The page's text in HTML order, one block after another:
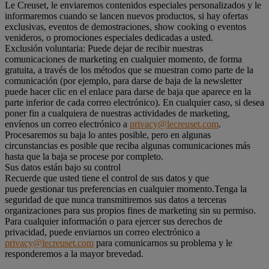
Le Creuset, le enviaremos contenidos especiales personalizados y le
informaremos cuando se lancen nuevos productos, si hay ofertas
exclusivas, eventos de demostraciones, show cooking o eventos
venideros, o promociones especiales dedicadas a usted.
Exclusión voluntaria: Puede dejar de recibir nuestras
comunicaciones de marketing en cualquier momento, de forma
gratuita, a través de los métodos que se muestran como parte de la
comunicación (por ejemplo, para darse de baja de la newsletter
puede hacer clic en el enlace para darse de baja que aparece en la
parte inferior de cada correo electrónico). En cualquier caso, si desea
poner fin a cualquiera de nuestras actividades de marketing,
envíenos un correo electrónico a privacy@lecreuset.com.
Procesaremos su baja lo antes posible, pero en algunas
circunstancias es posible que reciba algunas comunicaciones más
hasta que la baja se procese por completo.
Sus datos están bajo su control
Recuerde que usted tiene el control de sus datos y que
puede gestionar tus preferencias en cualquier momento.Tenga la
seguridad de que nunca transmitiremos sus datos a terceras
organizaciones para sus propios fines de marketing sin su permiso.
Para cualquier información o para ejercer sus derechos de
privacidad, puede enviarnos un correo electrónico a
privacy@lecreuset.com para comunicarnos su problema y le
responderemos a la mayor brevedad.